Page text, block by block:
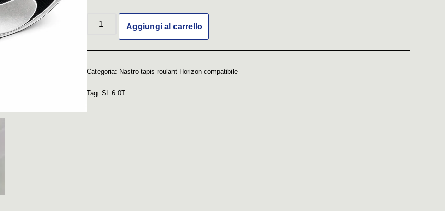
Aggiungi al carrello
Categoria: Nastro tapis roulant Horizon compatibile
Tag: SL 6.0T